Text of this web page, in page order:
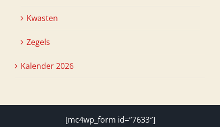
Kwasten
Zegels
Kalender 2026
[mc4wp_form id=”7633″]